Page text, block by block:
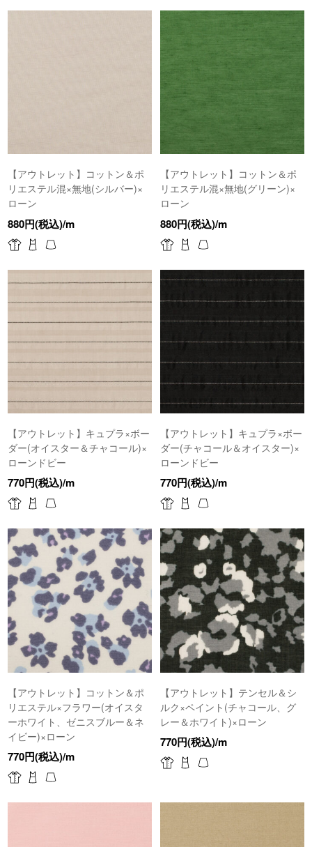
【アウトレット】コットン＆ポ
リエステル混×無地(シルバー)×
ローン
880円(税込)/m
【アウトレット】コットン＆ポ
リエステル混×無地(グリーン)×
ローン
880円(税込)/m
【アウトレット】キュプラ×ボー
ダー(オイスター＆チャコール)×
ローンドビー
770円(税込)/m
【アウトレット】キュプラ×ボー
ダー(チャコール＆オイスター)×
ローンドビー
770円(税込)/m
【アウトレット】コットン＆ポ
リエステル×フラワー(オイスタ
ーホワイト、ゼニスブルー＆ネ
イビー)×ローン
770円(税込)/m
【アウトレット】テンセル＆シ
ルク×ペイント(チャコール、グ
レー＆ホワイト)×ローン
770円(税込)/m